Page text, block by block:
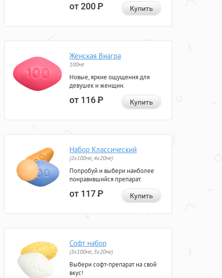
от 200Р Купить
Женская Виагра
100мг
Новые, яркие ощущения для
девушек и женщин.
от 116Р Купить
Набор Классический
(2x100мг, 4x20мг)
Попробуй и выбери наиболее
понравившийся препарат.
от 117Р Купить
Софт набор
(3x100мг, 3x20мг)
Выбери софт-препарат на свой
вкус!